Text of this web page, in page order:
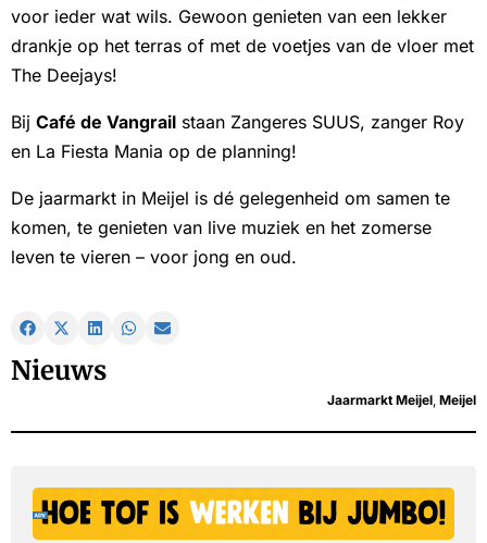
voor ieder wat wils. Gewoon genieten van een lekker
drankje op het terras of met de voetjes van de vloer met
The Deejays!
Bij Café de Vangrail staan Zangeres SUUS, zanger Roy
en La Fiesta Mania op de planning!
De jaarmarkt in Meijel is dé gelegenheid om samen te
komen, te genieten van live muziek en het zomerse
leven te vieren – voor jong en oud.
Nieuws
Jaarmarkt Meijel, Meijel